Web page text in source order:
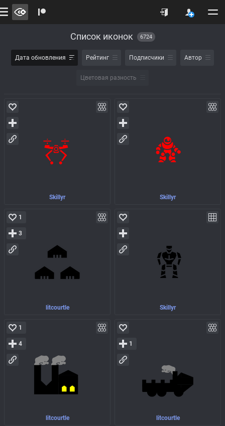
Список иконок 6724
Дата обновления Рейтинг Подписчики Автор
Цветовая разность
Skillyr Skillyr
litcourtle
1
3
Skillyr
litcourtle
1
4
litcourtle
1